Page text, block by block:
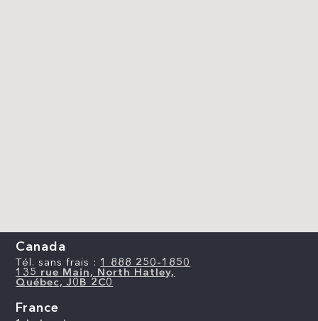
Canada
Tél. sans frais : 1 888 250-1850
135 rue Main, North Hatley,
Québec, J0B 2C0
France